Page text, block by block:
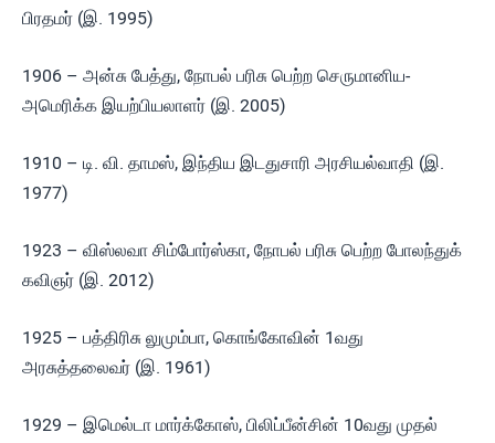
பிரதமர் (இ. 1995)
1906 – அன்சு பேத்து, நோபல் பரிசு பெற்ற செருமானிய-
அமெரிக்க இயற்பியலாளர் (இ. 2005)
1910 – டி. வி. தாமஸ், இந்திய இடதுசாரி அரசியல்வாதி (இ.
1977)
1923 – விஸ்லவா சிம்போர்ஸ்கா, நோபல் பரிசு பெற்ற போலந்துக்
கவிஞர் (இ. 2012)
1925 – பத்திரிசு லுமும்பா, கொங்கோவின் 1வது
அரசுத்தலைவர் (இ. 1961)
1929 – இமெல்டா மார்க்கோஸ், பிலிப்பீன்சின் 10வது முதல்